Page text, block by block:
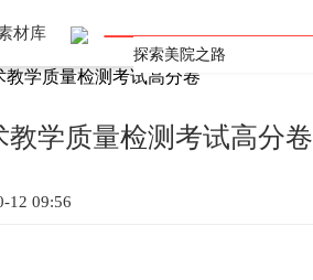
海 重庆 辽宁 吉林
藏 香港 澳门 台湾
材库
教学质量检测考试高分卷
教学质量检测考试高分卷
12 09:56